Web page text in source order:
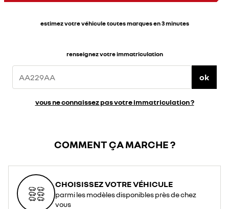
estimez votre véhicule toutes marques en 3 minutes
renseignez votre immatriculation
ok
vous ne connaissez pas votre immatriculation ?
COMMENT ÇA MARCHE ?
CHOISISSEZ VOTRE VÉHICULE
parmi les modèles disponibles près de chez
vous